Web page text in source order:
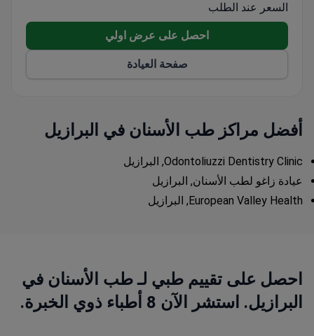
المرضى
السعر عند الطلب
احصل على عرض اولي
صفحة العيادة
أفضل مراكز طب الأسنان في البرازيل
Odontoliuzzi Dentistry Clinic, البرازيل
عيادة زاغو لطب الأسنان, البرازيل
European Valley Health, البرازيل
احصل على تقييم طبي لـ طب الأسنان في
البرازيل. استشر الآن 8 أطباء ذوي الخبرة.